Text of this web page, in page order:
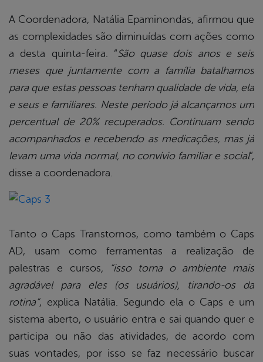
A Coordenadora, Natália Epaminondas, afirmou que
as complexidades são diminuídas com ações como
a desta quinta-feira. “São quase dois anos e seis
meses que juntamente com a família batalhamos
para que estas pessoas tenham qualidade de vida, ela
e seus e familiares. Neste período já alcançamos um
percentual de 20% recuperados. Continuam sendo
acompanhados e recebendo as medicações, mas já
levam uma vida normal, no convívio familiar e social”,
disse a coordenadora.
Tanto o Caps Transtornos, como também o Caps
AD, usam como ferramentas a realização de
palestras e cursos, “isso torna o ambiente mais
agradável para eles (os usuários), tirando-os da
rotina”, explica Natália. Segundo ela o Caps e um
sistema aberto, o usuário entra e sai quando quer e
participa ou não das atividades, de acordo com
suas vontades, por isso se faz necessário buscar